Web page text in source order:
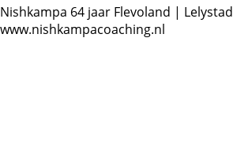
Nishkampa 64 jaar Flevoland | Lelystad
www.nishkampacoaching.nl